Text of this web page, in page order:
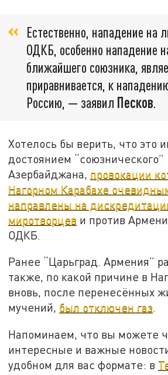
Естественно, нападение на
ОДКБ, особенно нападение
ближайшего союзника,
приравнивается, к
Россию, — заявил Песков.
Хотелось бы верить, что это
достоянием “союзнического”
Азербайджана, провокации
Нагорном Карабахе
направлены на
миротворцев и против
ОДКБ.
Ранее “Царьград. Армения”
также, по какой причине в
вновь, после перенесённых
мучений, был отключен газ.
Напоминаем, что вы можете
интересные и важные
удобном для вас формате: в